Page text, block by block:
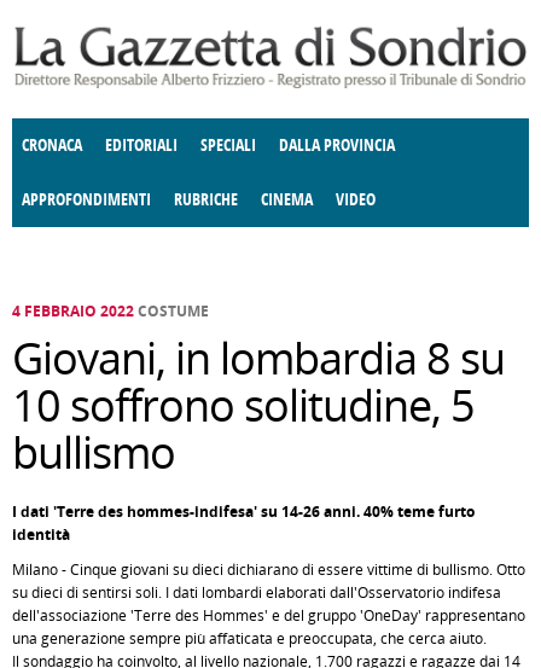
CRONACA EDITORIALI SPECIALI DALLA PROVINCIA
APPROFONDIMENTI
E SPETTACOLI POLITICA
RUBRICHE
DELLE IDEE FATTI DELLO SPIRITO
CINEMA VIDEO
4 FEBBRAIO 2022COSTUME
Giovani, in lombardia 8 su
10 soffrono solitudine, 5
bullismo
I dati 'Terre des hommes-indifesa' su 14-26 anni. 40% teme furto
identità
Milano - Cinque giovani su dieci dichiarano di essere vittime di bullismo. Otto
su dieci di sentirsi soli. I dati lombardi elaborati dall'Osservatorio indifesa
dell'associazione 'Terre des Hommes' e del gruppo 'OneDay' rappresentano
una generazione sempre più affaticata e preoccupata, che cerca aiuto.
Il sondaggio ha coinvolto, al livello nazionale, 1.700 ragazzi e ragazze dai 14